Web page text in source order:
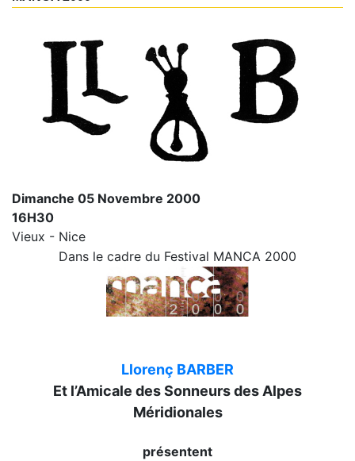
Dimanche 05 Novembre 2000
16H30
Vieux - Nice
Dans le cadre du Festival MANCA 2000
Llorenç BARBER
Et l’Amicale des Sonneurs des Alpes
Méridionales
présentent